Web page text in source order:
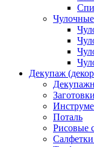
Декупаж
Поталь
Рисовые